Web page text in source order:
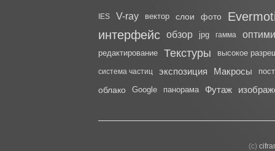
IES V-ray вектор слои фото
интерфейс обзор jpg гамма
редактирование Текстуры высокое
система частиц экспозиция Макросы
облако Google панорама Футаж
(с)